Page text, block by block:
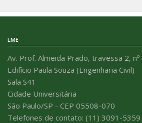
LME
Av. Prof. Almeida Prado, travessa 2, nº
Edifício Paula Souza (Engenharia Civil)
Sala S41
Cidade Universitária
São Paulo/SP - CEP 05508-070
Telefones de contato: (11) 3091-